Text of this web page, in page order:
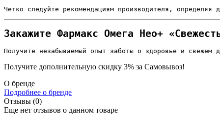
Четко следуйте рекомендациям производителя,
Закажите Фармакс Омега Нео+
Получите незабываемый опыт заботы о здоровье и свежем
Получите дополнительную скидку 3% за Самовывоз!
О бренде
Подробнее о бренде
Отзывы (0)
Еще нет отзывов о данном товаре